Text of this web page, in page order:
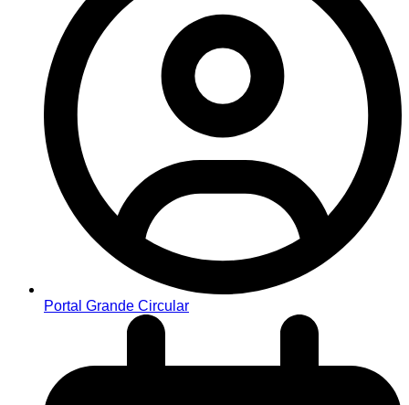
Portal Grande Circular